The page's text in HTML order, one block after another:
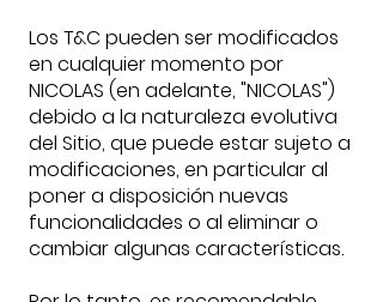
Los T&C pueden ser modificados
en cualquier momento por
NICOLAS (en adelante, "NICOLAS")
debido a la naturaleza evolutiva
del Sitio, que puede estar sujeto a
modificaciones, en particular al
poner a disposición nuevas
funcionalidades o al eliminar o
cambiar algunas características.